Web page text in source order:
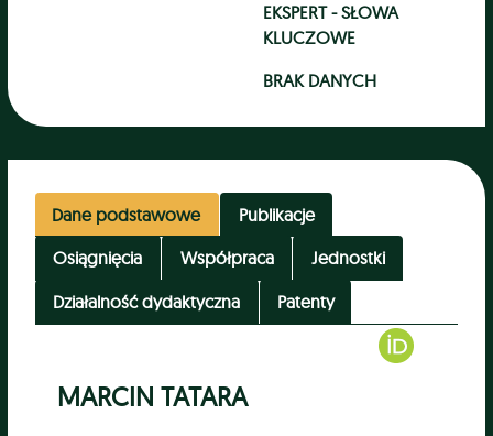
EKSPERT - SŁOWA
KLUCZOWE
BRAK DANYCH
Dane podstawowe
Publikacje
Osiągnięcia
Współpraca
Jednostki
Działalność dydaktyczna
Patenty
MARCIN TATARA